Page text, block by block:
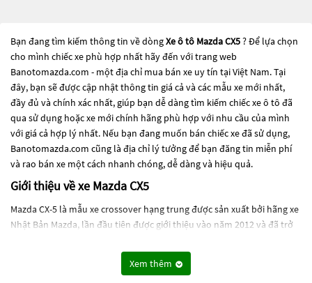
Bạn đang tìm kiếm thông tin về dòngXe ô tô Mazda CX5? Để lựa chọn
cho mình chiếc xe phù hợp nhất hãy đến với trang web
Banotomazda.com - một địa chỉ mua bán xe uy tín tại Việt Nam. Tại
đây, bạn sẽ được cập nhật thông tin giá cả và các mẫu xe mới nhất,
đầy đủ và chính xác nhất, giúp bạn dễ dàng tìm kiếm chiếc xe ô tô đã
qua sử dụng hoặc xe mới chính hãng phù hợp với nhu cầu của mình
với giá cả hợp lý nhất. Nếu bạn đang muốn bán chiếc xe đã sử dụng,
Banotomazda.com cũng là địa chỉ lý tưởng để bạn đăng tin miễn phí
và rao bán xe một cách nhanh chóng, dễ dàng và hiệu quả.
Giới thiệu về xe Mazda CX5
Mazda CX-5 là mẫu xe crossover hạng trung được sản xuất bởi hãng xe
Nhật Bản Mazda, lần đầu tiên được giới thiệu vào năm 2012 và đã trở
CX-5 được sản xuất tại Nhật Bản, Trung Quốc, Mexico và Thái Lan.
Thiết kế của Mazda CX-5 rất thu hút, đầy cá tính và thể thao. Xe có kích
Xem thêm